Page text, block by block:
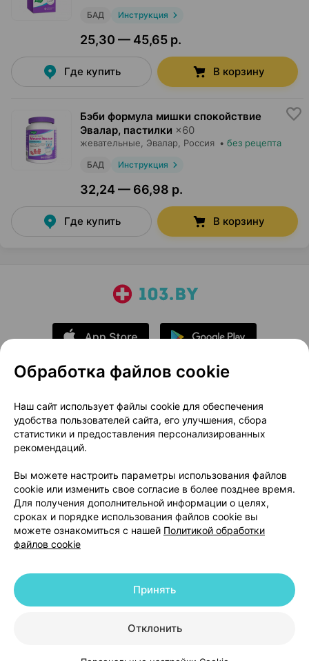
БАД Инструкция
25,30 — 45,65 р.
Где купить В корзину
Бэби формула мишки спокойствие
Эвалар, пастилки ×60
жевательные, Эвалар, Россия • без рецепта
БАД Инструкция
32,24 — 66,98 р.
Где купить В корзину
О проекте
Новости проекта
Размещение рекламы
Медицинский маркетинг
Публичный договор
Доставка
Способы оплаты
Вакансии
Партнеры
Написать руководителю 103.by
Написать в поддержку
Персональные настройки Cookie
© 2026 ООО «Артокс Лаб», УНП 191700409 | 220012, Республика Беларусь,
+375 291212755
Обработка файлов cookie
Наш сайт использует файлы cookie для обеспечения
удобства пользователей сайта, его улучшения, сбора
статистики и предоставления персонализированных
рекомендаций.
Вы можете настроить параметры использования файлов
cookie или изменить свое согласие в более позднее время.
Для получения дополнительной информации о целях,
сроках и порядке использования файлов cookie вы
можете ознакомиться с нашей Политикой обработки
файлов cookie
Отклонить
Принять